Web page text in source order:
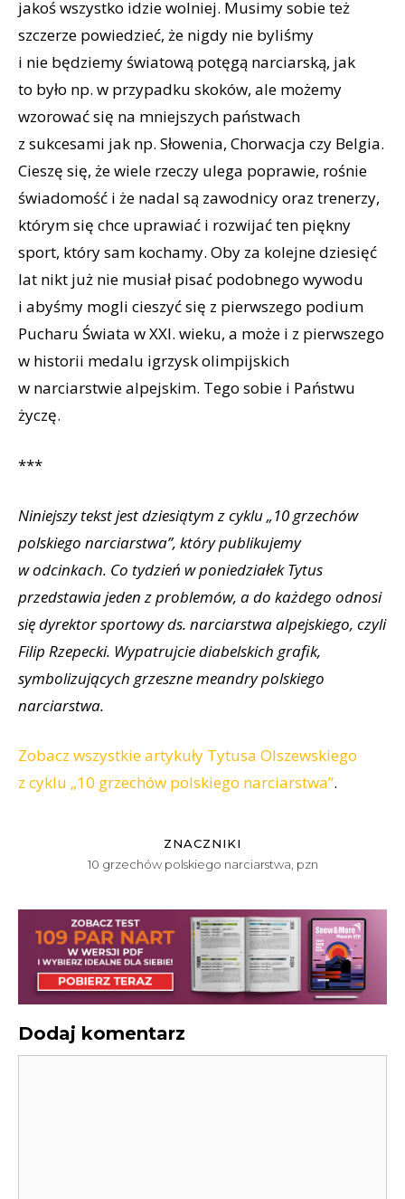
jakoś wszystko idzie wolniej. Musimy sobie też
szczerze powiedzieć, że nigdy nie byliśmy
i nie będziemy światową potęgą narciarską, jak
to było np. w przypadku skoków, ale możemy
wzorować się na mniejszych państwach
z sukcesami jak np. Słowenia, Chorwacja czy Belgia.
Cieszę się, że wiele rzeczy ulega poprawie, rośnie
świadomość i że nadal są zawodnicy oraz trenerzy,
którym się chce uprawiać i rozwijać ten piękny
sport, który sam kochamy. Oby za kolejne dziesięć
lat nikt już nie musiał pisać podobnego wywodu
i abyśmy mogli cieszyć się z pierwszego podium
Pucharu Świata w XXI. wieku, a może i z pierwszego
w historii medalu igrzysk olimpijskich
w narciarstwie alpejskim. Tego sobie i Państwu
życzę.
***
Niniejszy tekst jest dziesiątym z cyklu „10 grzechów
polskiego narciarstwa”, który publikujemy
w odcinkach. Co tydzień w poniedziałek Tytus
przedstawia jeden z problemów, a do każdego odnosi
się dyrektor sportowy ds. narciarstwa alpejskiego, czyli
Filip Rzepecki. Wypatrujcie diabelskich grafik,
symbolizujących grzeszne meandry polskiego
narciarstwa.
Zobacz wszystkie artykuły Tytusa Olszewskiego
z cyklu „10 grzechów polskiego narciarstwa”.
ZNACZNIKI
10 grzechów polskiego narciarstwa pzn
Dodaj komentarz